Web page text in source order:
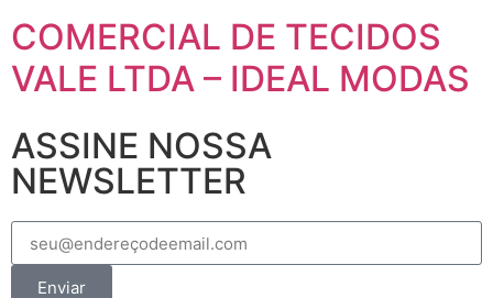
COMERCIAL DE TECIDOS
VALE LTDA – IDEAL MODAS
ASSINE NOSSA
NEWSLETTER
Enviar